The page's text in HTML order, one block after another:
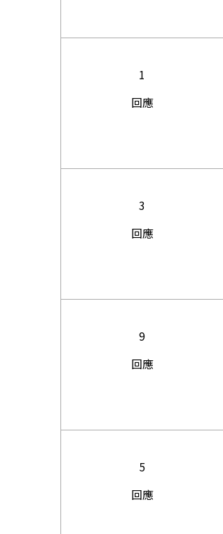
1
回應
3
回應
9
回應
5
回應